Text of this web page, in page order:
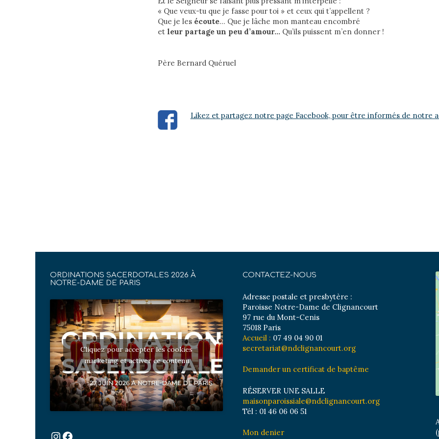
« Que veux-tu que je fasse pour toi » et ceux qui t’appellent ?
Que je les écoute… Que je lâche mon manteau encombré
et leur partage un peu d’amour… Qu’ils puissent m’en donner !
Père Bernard Quéruel
Likez et partagez notre page Facebook, pour être informés de notre
ORDINATIONS SACERDOTALES 2026 À
NOTRE-DAME DE PARIS
Cliquez pour accepter les cookies
marketing et activer ce contenu
Instagram
Facebook
CONTACTEZ-NOUS
Adresse postale et presbytère :
Paroisse Notre-Dame de Clignancourt
97 rue du Mont-Cenis
75018 Paris
Accueil : 07 49 04 90 01
secretariat@ndclignancourt.org
Demander un certificat de baptême
RÉSERVER UNE SALLE
maisonparoissiale@ndclignancourt.org
Tél : 01 46 06 06 51
Mon denier